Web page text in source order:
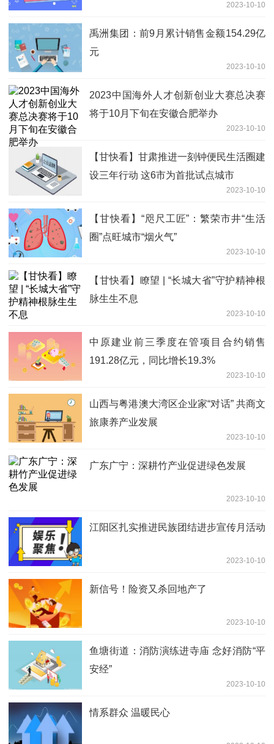
2023-10-10
禹洲集团：前9月累计销售金额154.29亿
元
2023-10-10
2023中国海外人才创新创业大赛总决赛
将于10月下旬在安徽合肥举办
2023-10-10
【甘快看】甘肃推进一刻钟便民生活圈建
设三年行动 这6市为首批试点城市
2023-10-10
【甘快看】“咫尺工匠”：繁荣市井“生活
圈”点旺城市“烟火气”
2023-10-10
【甘快看】瞭望 | “长城大省”守护精神根
脉生生不息
2023-10-10
中原建业前三季度在管项目合约销售
191.28亿元，同比增长19.3%
2023-10-10
山西与粤港澳大湾区企业家“对话” 共商文
旅康养产业发展
2023-10-10
广东广宁：深耕竹产业促进绿色发展
2023-10-10
江阳区扎实推进民族团结进步宣传月活动
2023-10-10
新信号！险资又杀回地产了
2023-10-10
鱼塘街道：消防演练进寺庙 念好消防“平
安经”
2023-10-10
情系群众 温暖民心